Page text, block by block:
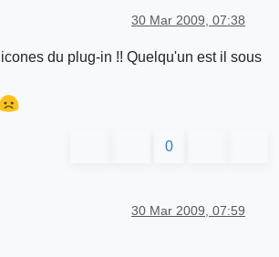
30 Mar 2009, 07:38
du plug-in !! Quelqu'un est il sous
0
30 Mar 2009, 07:59